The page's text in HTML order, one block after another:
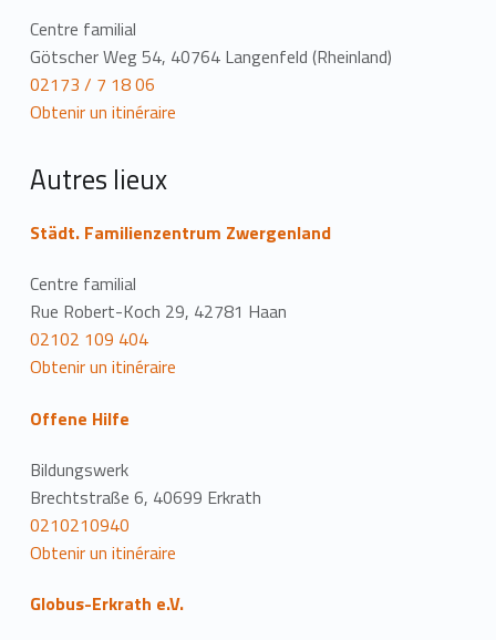
u
Centre familial
Götscher Weg 54, 40764 Langenfeld (Rheinland)
02173 / 7 18 06
Obtenir un itinéraire
Autres lieux
Städt. Familienzentrum Zwergenland
Centre familial
Rue Robert-Koch 29, 42781 Haan
02102 109 404
Obtenir un itinéraire
Offene Hilfe
Bildungswerk
Brechtstraße 6, 40699 Erkrath
0210210940
Obtenir un itinéraire
Globus-Erkrath e.V.